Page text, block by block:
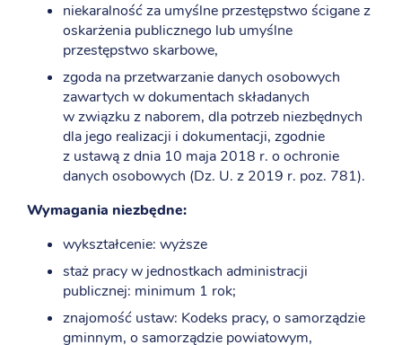
niekaralność za umyślne przestępstwo ścigane z
oskarżenia publicznego lub umyślne
przestępstwo skarbowe,
zgoda na przetwarzanie danych osobowych
zawartych w dokumentach składanych
w związku z naborem, dla potrzeb niezbędnych
dla jego realizacji i dokumentacji, zgodnie
z ustawą z dnia 10 maja 2018 r. o ochronie
danych osobowych (Dz. U. z 2019 r. poz. 781).
Wymagania niezbędne:
wykształcenie: wyższe
staż pracy w jednostkach administracji
publicznej: minimum 1 rok;
znajomość ustaw: Kodeks pracy, o samorządzie
gminnym, o samorządzie powiatowym,